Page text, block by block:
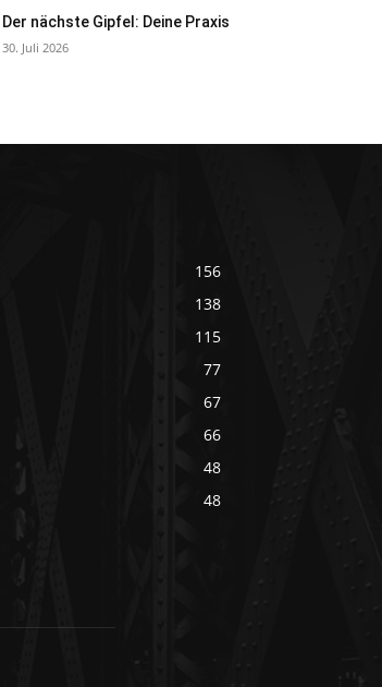
Der nächste Gipfel: Deine Praxis
30. Juli 2026
156
138
115
77
67
66
48
48